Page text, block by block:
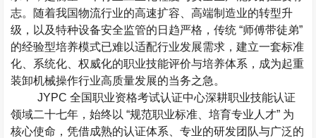
志。随着我国物流行业的高速扩容、高端制造业的转型升
级，以及特种设备安全监管的日趋严格，传统 “师傅带徒弟”
的经验型培养模式已难以适配行业发展需求，建立一套标准
化、系统化、权威化的职业技能评价与培养体系，成为起重
装卸机械操作行业高质量发展的当务之急。
JYPC 全国职业资格考试认证中心深耕职业技能认证
领域二十七年，始终以 “规范职业标准、培育专业人才” 为
核心使命，凭借成熟的认证体系、专业的研发团队与广泛的